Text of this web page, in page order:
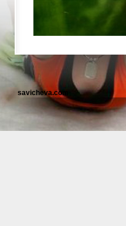
savicheva.com